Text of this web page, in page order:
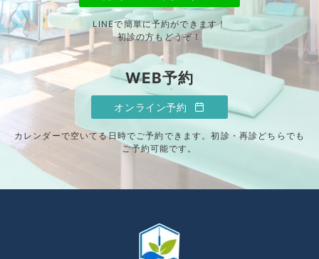
LINEで簡単に予約ができます！
初診の方もどうぞ！
WEB予約
オンライン予約
カレンダーで空いてる日時でご予約できます。初診・再診どちらでも
ご予約可能です。